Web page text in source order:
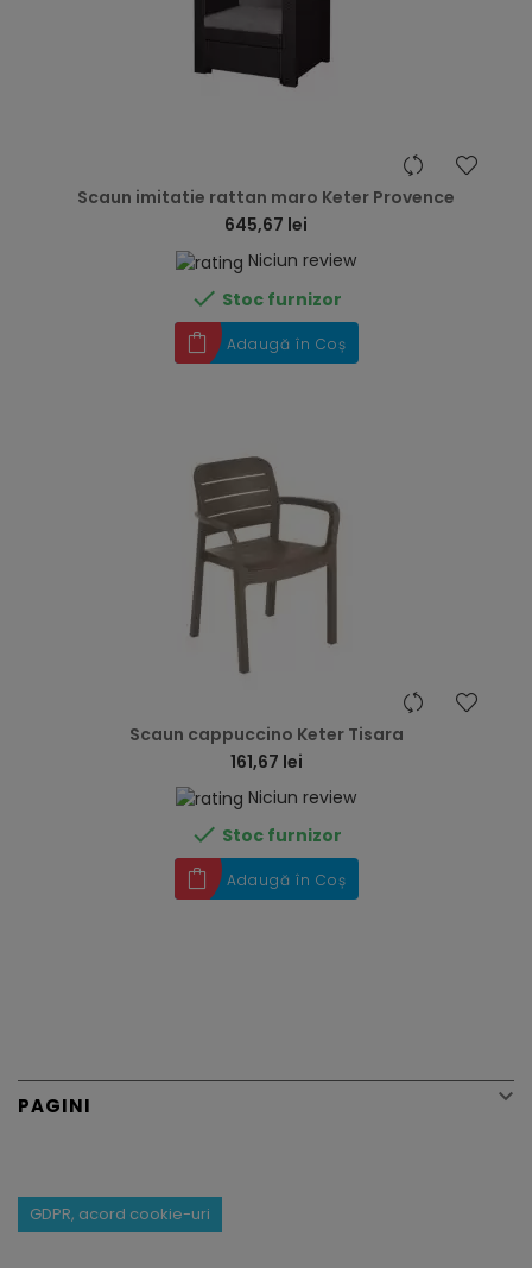
Scaun imitatie rattan maro Keter Provence
645,67 lei
Niciun review
 Stoc furnizor
Adaugă în Coș
Scaun cappuccino Keter Tisara
161,67 lei
Niciun review
 Stoc furnizor
Adaugă în Coș
PAGINI 
GDPR, acord cookie-uri